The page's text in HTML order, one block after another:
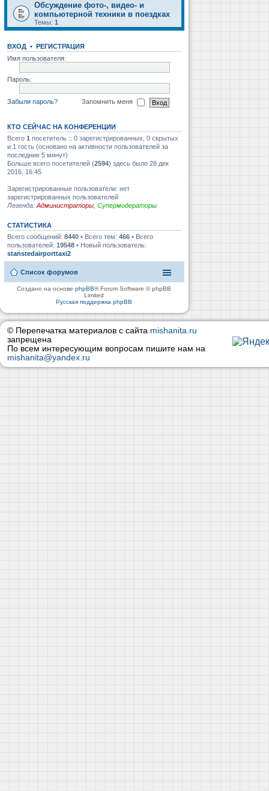
Обсуждение фото-, видео- и
компьютерной техники в поездках
Темы: 1
ВХОД • РЕГИСТРАЦИЯ
Имя пользователя:
Пароль:
Забыли пароль? Запомнить меня
КТО СЕЙЧАС НА КОНФЕРЕНЦИИ
Всего 1 посетитель :: 0 зарегистрированных, 0 скрытых
и 1 гость (основано на активности пользователей за
последние 5 минут)
Больше всего посетителей (2594) здесь было 28 дек
2016, 16:45
Зарегистрированные пользователи: нет
зарегистрированных пользователей
Легенда: Администраторы Супермодераторы
СТАТИСТИКА
Всего сообщений: 8440 • Всего тем: 466 • Всего
пользователей: 19548 • Новый пользователь:
stanstedairporttaxi2
Список форумов
Создано на основеphpBB® Forum Software © phpBB
Limited
Русская поддержка phpBB
© Перепечатка материалов с сайта mishanita.ru
запрещена
По всем интересующим вопросам пишите нам на
mishanita@yandex.ru